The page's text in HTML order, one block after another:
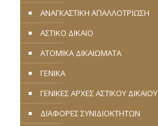
ΑΝΑΓΚΑΣΤΙΚΗ ΑΠΑΛΛΟΤΡΙΩΣΗ
ΑΣΤΙΚΟ ΔΙΚΑΙΟ
ΑΤΟΜΙΚΑ ΔΙΚΑΙΩΜΑΤΑ
ΓΕΝΙΚΑ
ΓΕΝΙΚΕΣ ΑΡΧΕΣ ΑΣΤΙΚΟΥ ΔΙΚΑΙΟΥ
ΔΙΑΦΟΡΕΣ ΣΥΝΙΔΙΟΚΤΗΤΩΝ